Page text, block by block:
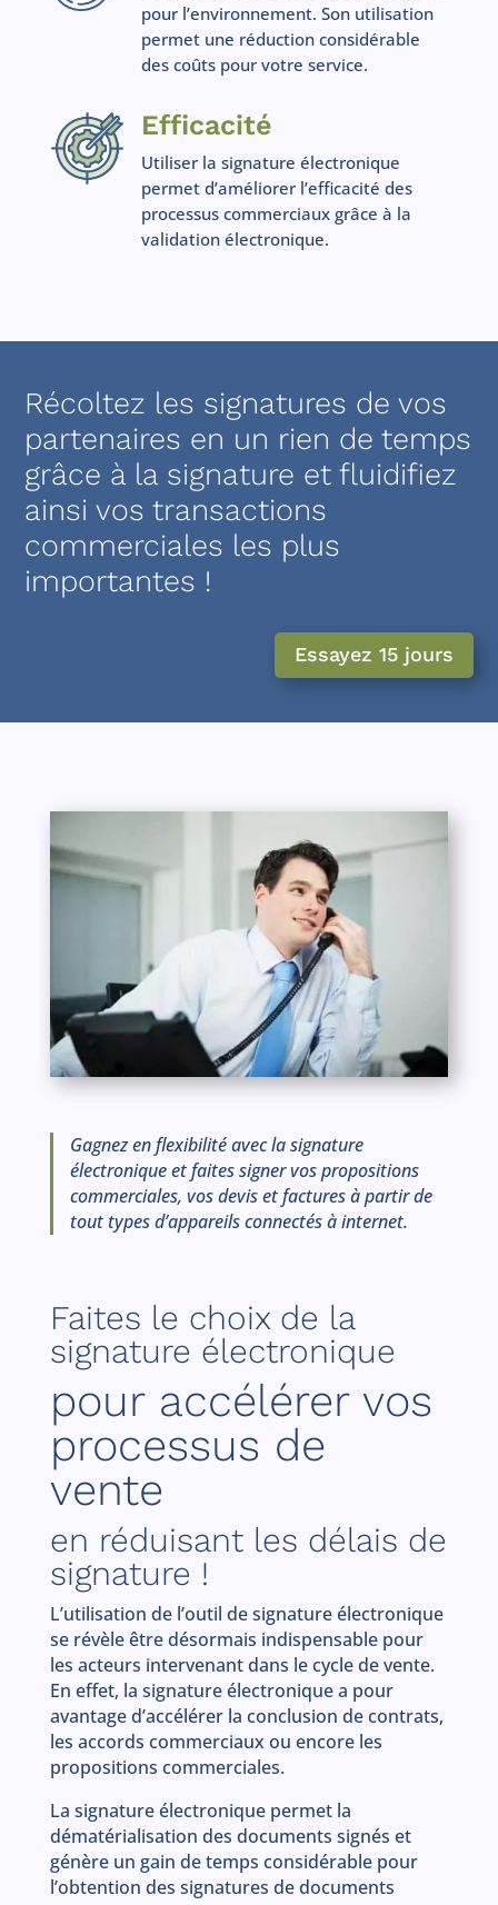
pour l’environnement. Son utilisation
permet une réduction considérable
des coûts pour votre service.
Efficacité
Utiliser la signature électronique
permet d’améliorer l’efficacité des
processus commerciaux grâce à la
validation électronique.
Récoltez les signatures de vos
partenaires en un rien de temps
grâce à la signature et fluidifiez
ainsi vos transactions
commerciales les plus
importantes !
Essayez 15 jours
Gagnez en flexibilité avec la signature
électronique et faites signer vos propositions
commerciales, vos devis et factures à partir de
tout types d’appareils connectés à internet.
Faites le choix de la
signature électronique
pour accélérer vos
processus de
vente
en réduisant les délais de
signature !
L’utilisation de l’outil de signature électronique
se révèle être désormais indispensable pour
les acteurs intervenant dans le cycle de vente.
En effet, la signature électronique a pour
avantage d’accélérer la conclusion de contrats,
les accords commerciaux ou encore les
propositions commerciales.
La signature électronique permet la
dématérialisation des documents signés et
génère un gain de temps considérable pour
l’obtention des signatures de documents